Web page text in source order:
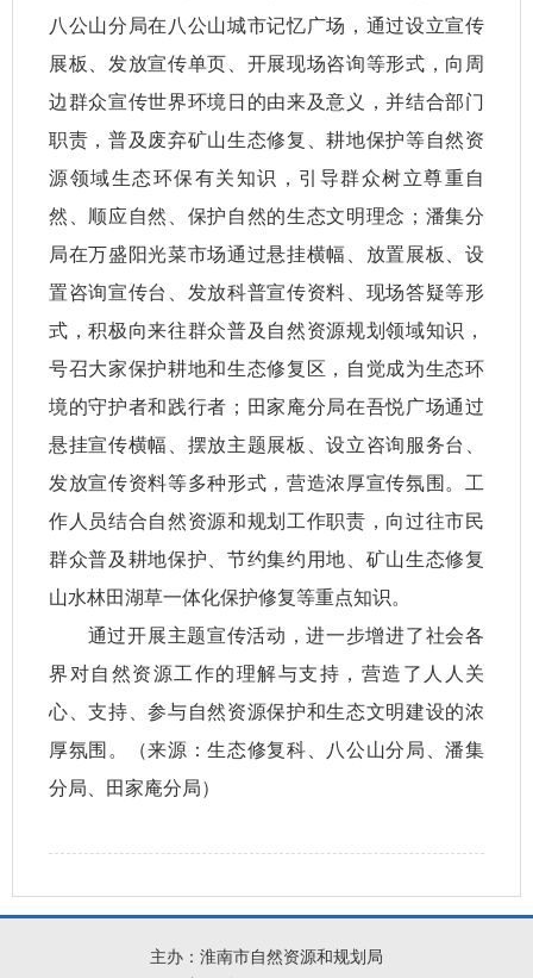
八公山分局在八公山城市记忆广场，通过设立宣传
展板、发放宣传单页、开展现场咨询等形式，向周
边群众宣传世界环境日的由来及意义，并结合部门
职责，普及废弃矿山生态修复、耕地保护等自然资
源领域生态环保有关知识，引导群众树立尊重自
然、顺应自然、保护自然的生态文明理念；潘集分
局在万盛阳光菜市场通过悬挂横幅、放置展板、设
置咨询宣传台、发放科普宣传资料、现场答疑等形
式，积极向来往群众普及自然资源规划领域知识，
号召大家保护耕地和生态修复区，自觉成为生态环
境的守护者和践行者；田家庵分局在吾悦广场通过
悬挂宣传横幅、摆放主题展板、设立咨询服务台、
发放宣传资料等多种形式，营造浓厚宣传氛围。工
作人员结合自然资源和规划工作职责，向过往市民
群众普及耕地保护、节约集约用地、矿山生态修复
山水林田湖草一体化保护修复等重点知识。
通过开展主题宣传活动，进一步增进了社会各
界对自然资源工作的理解与支持，营造了人人关
心、支持、参与自然资源保护和生态文明建设的浓
厚氛围。（来源：生态修复科、八公山分局、潘集
分局、田家庵分局）
主办：淮南市自然资源和规划局